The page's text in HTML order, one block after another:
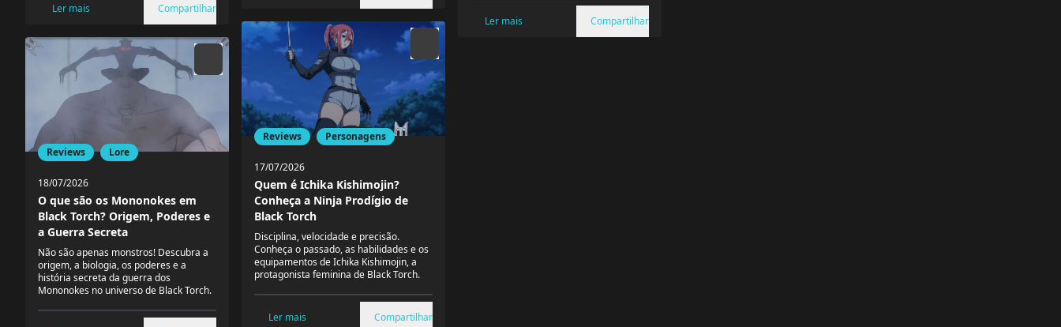
Ler mais Compartilhar
Reviews Lore
18/07/2026
O que são os Mononokes em
Black Torch? Origem, Poderes e
a Guerra Secreta
Não são apenas monstros! Descubra a
origem, a biologia, os poderes e a
história secreta da guerra dos
Mononokes no universo de Black Torch.
Reviews Personagens
17/07/2026
Quem é Ichika Kishimojin?
Conheça a Ninja Prodígio de
Black Torch
Disciplina, velocidade e precisão.
Conheça o passado, as habilidades e os
equipamentos de Ichika Kishimojin, a
protagonista feminina de Black Torch.
Ler mais Compartilhar
Ler mais Compartilhar